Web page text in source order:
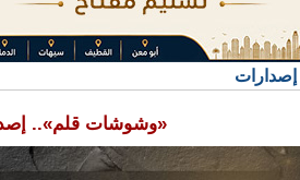
إصدارات
«وشوشات قلم»..